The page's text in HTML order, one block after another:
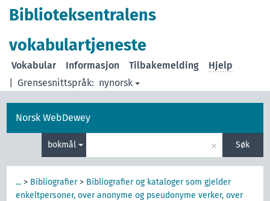
Biblioteksentralens
vokabulartjeneste
Grensesnittspråk: nynorsk
Vokabular Informasjon Tilbakemelding Hjelp
Norsk WebDewey
bokmål × Søk
... > Bibliografier> Bibliografier og kataloger som gjelder
enkeltpersoner, over anonyme og pseudonyme verker, over